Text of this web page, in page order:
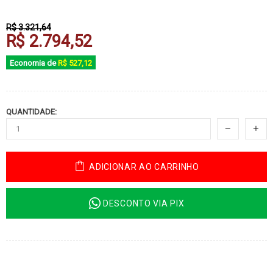
R$ 3.321,64
R$ 2.794,52
Economia de R$ 527,12
QUANTIDADE:
ADICIONAR AO CARRINHO
DESCONTO VIA PIX